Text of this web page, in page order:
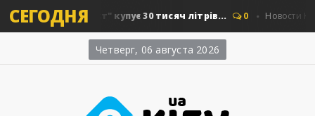
СЕГОДНЯкупує 30 тисяч літрів... 0 Новости Киева
Четверг, 06 августа 2026